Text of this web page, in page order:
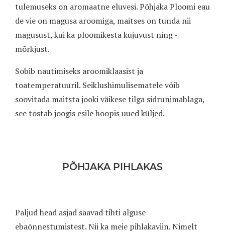
tulemuseks on aromaatne eluvesi. Põhjaka Ploomi eau
de vie on magusa aroomiga, maitses on tunda nii
magusust, kui ka ploomikesta kujuvust ning -
mõrkjust.
Sobib nautimiseks aroomiklaasist ja
toatemperatuuril. Seiklushimulisematele võib
soovitada maitsta jooki väikese tilga sidrunimahlaga,
see tõstab joogis esile hoopis uued küljed.
PÕHJAKA PIHLAKAS
Paljud head asjad saavad tihti alguse
ebaõnnestumistest. Nii ka meie pihlakaviin. Nimelt